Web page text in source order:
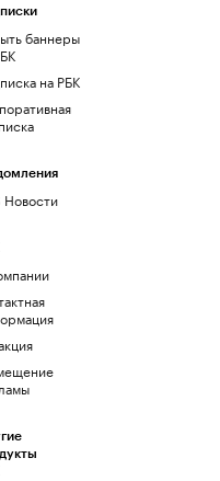
баннеры
на РБК
Новости